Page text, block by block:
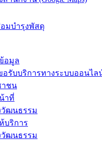
มบำรุงพัสดุ
อมูล
ขอรับบริการทางระบบออนไล
าชน
าที่
ฒนธรรม
บริการ
ฒนธรรม